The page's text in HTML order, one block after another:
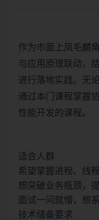
作为市面上凤毛麟
与应用原理联动，
进行落地实践。无
通过本门课程掌握
性能开发的课程。
适合人群
希望掌握进程、线
想突破业务瓶颈，
面试一问就懵，想
技术储备要求